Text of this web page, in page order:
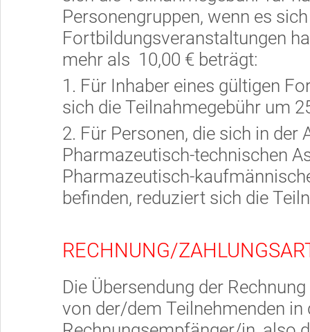
Personengruppen, wenn es
Fortbildungsveranstaltungen
mehr als 10,00 € beträgt:
1. Für Inhaber eines gültigen
sich die Teilnahmegebühr um
2. Für Personen, die sich in
Pharmazeutisch-technischen
Pharmazeutisch-
befinden, reduziert sich die
RECHNUNG/
Die Übersendung der
von der/dem Teilnehmenden